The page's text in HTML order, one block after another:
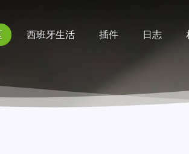
西班牙生活 插件 日志